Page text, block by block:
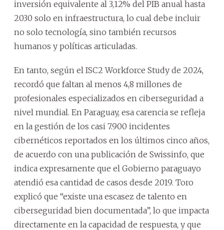
inversión equivalente al 3,12% del PIB anual hasta
2030 solo en infraestructura, lo cual debe incluir
no solo tecnología, sino también recursos
humanos y políticas articuladas.
En tanto, según el ISC2 Workforce Study de 2024,
recordó que faltan al menos 4,8 millones de
profesionales especializados en ciberseguridad a
nivel mundial. En Paraguay, esa carencia se refleja
en la gestión de los casi 7.900 incidentes
cibernéticos reportados en los últimos cinco años,
de acuerdo con una publicación de Swissinfo, que
indica expresamente que el Gobierno paraguayo
atendió esa cantidad de casos desde 2019. Toro
explicó que “existe una escasez de talento en
ciberseguridad bien documentada”, lo que impacta
directamente en la capacidad de respuesta, y que